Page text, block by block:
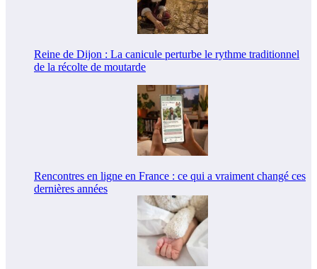
Reine de Dijon : La canicule perturbe le rythme traditionnel
de la récolte de moutarde
Rencontres en ligne en France : ce qui a vraiment changé ces
dernières années